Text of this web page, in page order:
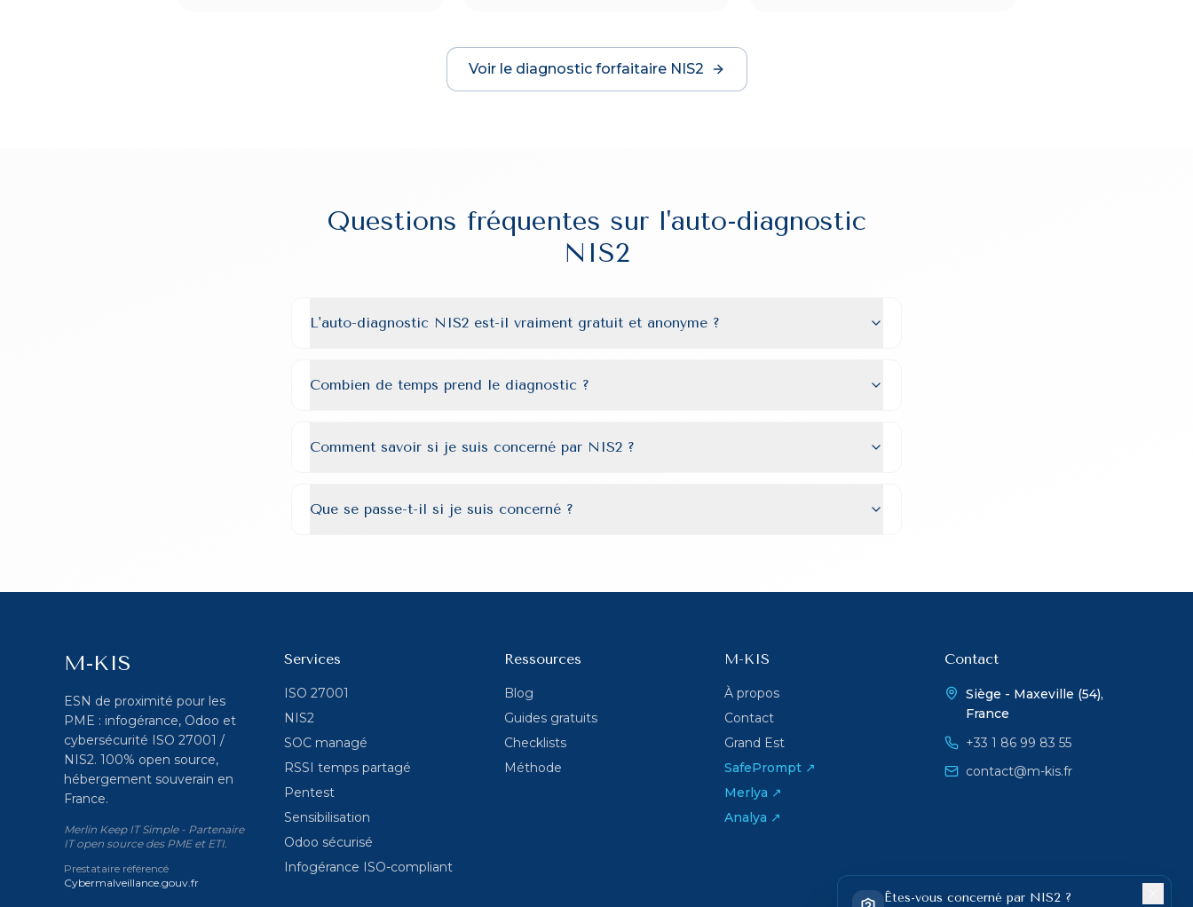
Voir le diagnostic forfaitaire NIS2
Questions fréquentes sur l'auto-diagnostic
NIS2
L'auto-diagnostic NIS2 est-il vraiment gratuit et anonyme ?
Combien de temps prend le diagnostic ?
Comment savoir si je suis concerné par NIS2 ?
Que se passe-t-il si je suis concerné ?
M-KIS
ESN de proximité pour les
PME : infogérance, Odoo et
cybersécurité ISO 27001 /
NIS2. 100% open source,
hébergement souverain en
France.
Merlin Keep IT Simple - Partenaire
IT open source des PME et ETI.
Prestataire référencé
Cybermalveillance.gouv.fr
Services
ISO 27001
NIS2
SOC managé
RSSI temps partagé
Pentest
Sensibilisation
Odoo sécurisé
Infogérance ISO-compliant
Ressources
Blog
Guides gratuits
Checklists
Méthode
M-KIS
À propos
Contact
Grand Est
SafePrompt ↗
Merlya ↗
Analya ↗
Contact
Siège - Maxeville (54),
France
+33 1 86 99 83 55
contact@m-kis.fr
Êtes-vous concerné par NIS2 ?